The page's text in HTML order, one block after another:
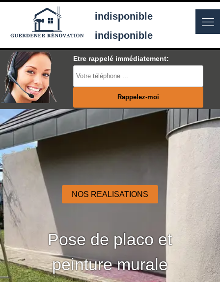
indisponible
indisponible
Etre rappelé immédiatement:
NOS REALISATIONS
Pose de placo et
peinture murale